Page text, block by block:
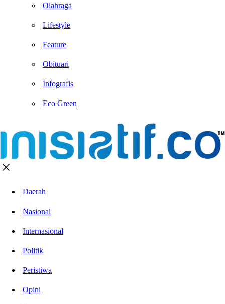
Olahraga
Lifestyle
Feature
Obituari
Infografis
Eco Green
Daerah
Nasional
Internasional
Politik
Peristiwa
Opini